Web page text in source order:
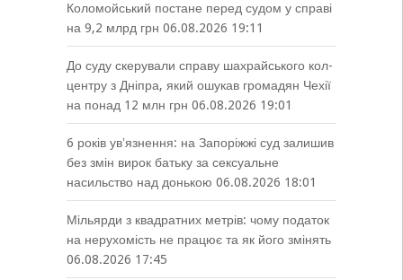
Коломойський постане перед судом у справі
на 9,2 млрд грн 06.08.2026 19:11
До суду скерували справу шахрайського кол-
центру з Дніпра, який ошукав громадян Чехії
на понад 12 млн грн 06.08.2026 19:01
6 років увʼязнення: на Запоріжжі суд залишив
без змін вирок батьку за сексуальне
насильство над донькою 06.08.2026 18:01
Мільярди з квадратних метрів: чому податок
на нерухомість не працює та як його змінять
06.08.2026 17:45